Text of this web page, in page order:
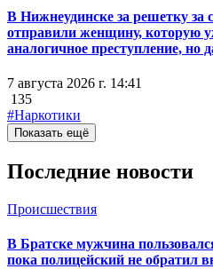
В Нижнеудинске за решетку за
отправили женщину, которую
аналогичное преступление, но
7 августа 2026 г. 14:41
135
#Наркотики
Показать ещё
Последние новости
Происшествия
В Братске мужчина
пока полицейский не обратил